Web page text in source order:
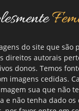
do site que são
direitos autorais
donos. Temos
imagens cedidas.
sua que não
e não tenha dado os